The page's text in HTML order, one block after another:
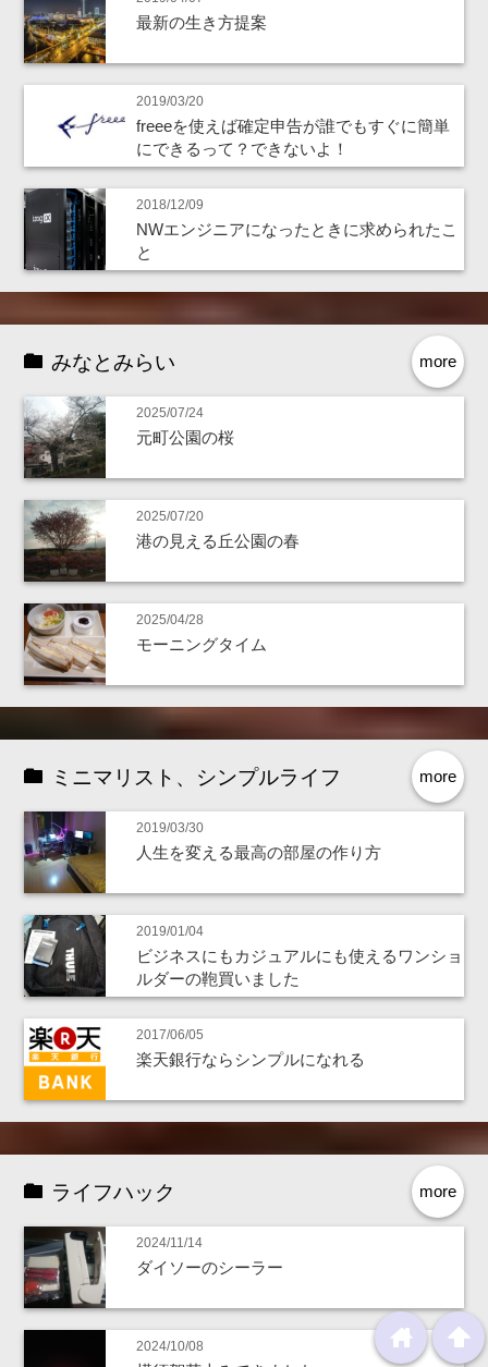
最新の生き方提案
2019/03/20
freeeを使えば確定申告が誰でもすぐに簡単
にできるって？できないよ！
2018/12/09
NWエンジニアになったときに求められたこ
と
more
みなとみらい
2025/07/24
元町公園の桜
2025/07/20
港の見える丘公園の春
2025/04/28
モーニングタイム
more
ミニマリスト、シンプルライフ
2019/03/30
人生を変える最高の部屋の作り方
2019/01/04
ビジネスにもカジュアルにも使えるワンショ
ルダーの鞄買いました
2017/06/05
楽天銀行ならシンプルになれる
more
ライフハック
2024/11/14
ダイソーのシーラー
2024/10/08 arrowup
home